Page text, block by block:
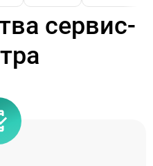
сервис-